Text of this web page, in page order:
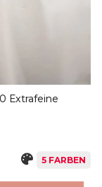
Extrafeine
5 FARBEN